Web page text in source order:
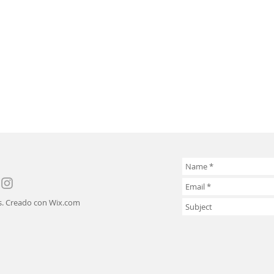
Creado con Wix.com